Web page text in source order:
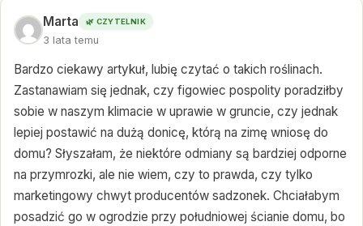
Marta 🌿 CZYTELNIK
3 lata temu
Bardzo ciekawy artykuł, lubię czytać o takich roślinach.
Zastanawiam się jednak, czy figowiec pospolity poradziłby
sobie w naszym klimacie w uprawie w gruncie, czy jednak
lepiej postawić na dużą donicę, którą na zimę wniosę do
domu? Słyszałam, że niektóre odmiany są bardziej odporne
na przymrozki, ale nie wiem, czy to prawda, czy tylko
marketingowy chwyt producentów sadzonek. Chciałabym
posadzić go w ogrodzie przy południowej ścianie domu, bo